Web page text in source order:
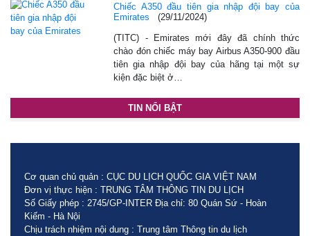
Chiếc A350 đầu tiên gia nhập đội bay của
Emirates
(29/11/2024)
(TITC) - Emirates mới đây đã chính thức
chào đón chiếc máy bay Airbus A350-900 đầu
tiên gia nhập đội bay của hãng tại một sự
kiện đặc biệt ở…
TIN NỔI BẬT
Cơ quan chủ quản : CỤC DU LỊCH QUỐC GIA VIỆT NAM
Đơn vị thực hiện : TRUNG TÂM THÔNG TIN DU LỊCH
Số Giấy phép : 2745/GP-INTER Địa chỉ: 80 Quán Sứ - Hoàn
Kiếm - Hà Nội
Chịu trách nhiệm nội dung : Trung tâm Thông tin du lịch